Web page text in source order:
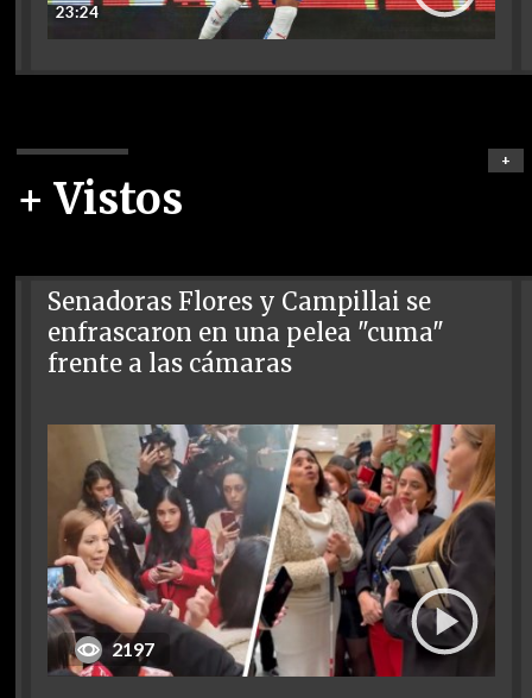
23:24
+ Vistos
+
Senadoras Flores y Campillai se
enfrascaron en una pelea "cuma"
frente a las cámaras
2197